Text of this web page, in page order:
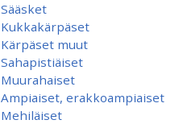
Sääsket
Kukkakärpäset
Kärpäset muut
Sahapistiäiset
Muurahaiset
Ampiaiset, erakkoampiaiset
Mehiläiset